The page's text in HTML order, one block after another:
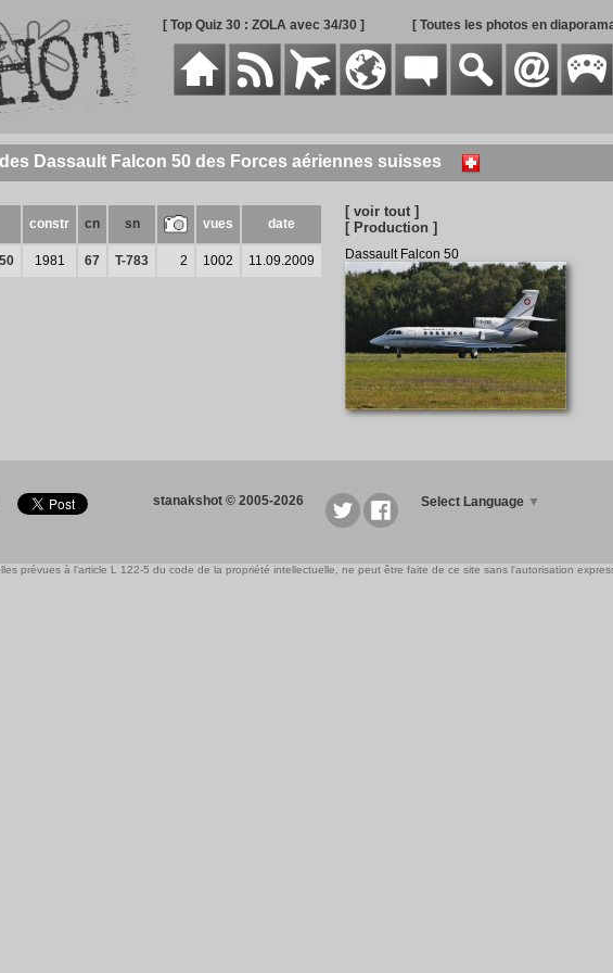
[ Top Quiz 30 : ZOLA avec 34/30 ] [ Toutes les photos en
Dassault Falcon 50 des Forces aériennes suisses
constr cn sn vues date
1981 67 T-783 2 1002 11.09.2009
[ voir tout ]
[ Production ]
Dassault Falcon 50
stanakshot © 2005-2026 Select Language ▼
prévues à l'article L 122-5 du code de la propriété intellectuelle, ne peut être faite de ce site sans l'autorisation